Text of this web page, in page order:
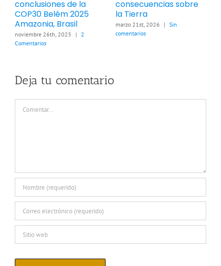
conclusiones de la
COP30 Belém 2025
Amazonia, Brasil
noviembre 26th, 2025 | 2
Comentarios
consecuencias sobre
la Tierra
marzo 21st, 2026 | Sin
comentarios
Deja tu comentario
Comentar